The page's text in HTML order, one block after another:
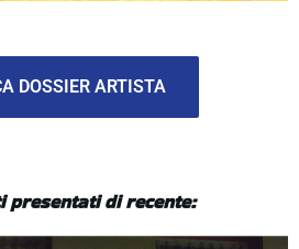
DOSSIER ARTISTA
di recente: